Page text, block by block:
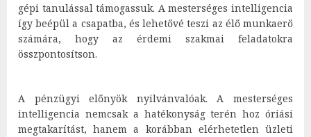
gépi tanulással támogassuk. A mesterséges intelligencia
így beépül a csapatba, és lehetővé teszi az élő munkaerő
számára, hogy az érdemi szakmai feladatokra
összpontosítson.
A pénzügyi előnyök nyilvánvalóak. A mesterséges
intelligencia nemcsak a hatékonyság terén hoz óriási
megtakarítást, hanem a korábban elérhetetlen üzleti